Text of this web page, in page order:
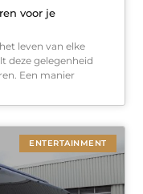
voor je
leven van elke
deze gelegenheid
Een manier
ENTERTAINMENT